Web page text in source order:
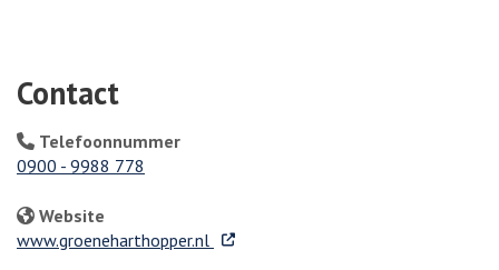
Contact
Telefoonnummer
0900 - 9988 778
Website
www.groeneharthopper.nl . Externe link